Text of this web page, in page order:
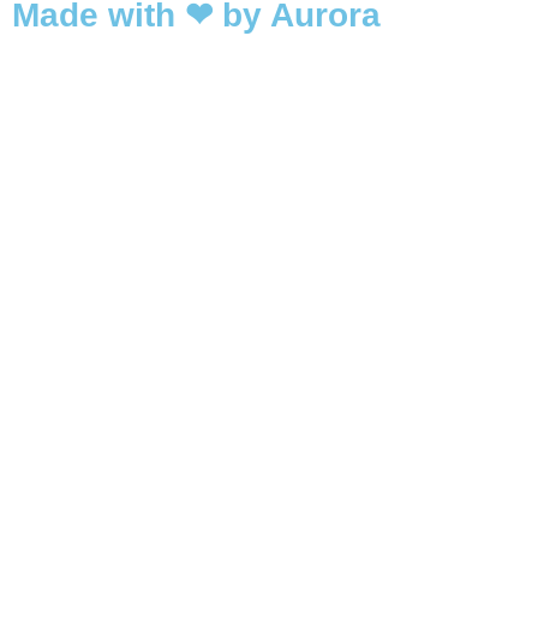
Made with ❤ by Aurora